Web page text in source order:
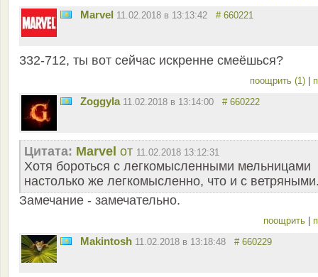
Marvel 11.02.2018 в 13:13:42 # 660221
332-712, ты вот сейчас искренне смеёшься?
поощрить (1)
Zoggyla 11.02.2018 в 13:14:00 # 660222
Цитата: Marvel от 11.02.2018 13:12:31
Хотя бороться с легкомысленными мельницами
настолько же легкомысленно, что и с
Замечание - замечательно.
поощрить
Makintosh 11.02.2018 в 13:18:48 # 660229